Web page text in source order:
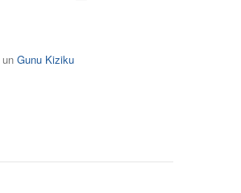
un Gunu Kiziku